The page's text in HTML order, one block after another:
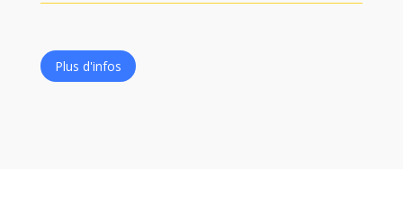
Plus d'infos